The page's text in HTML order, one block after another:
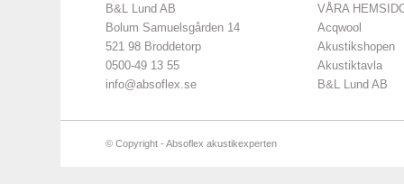
B&L Lund AB
Bolum Samuelsgården 14
521 98 Broddetorp
0500-49 13 55
info@absoflex.se
VÅRA
Acqwool
Akustikshopen
Akustiktavla
B&L Lund AB
© Copyright - Absoflex akustikexperten